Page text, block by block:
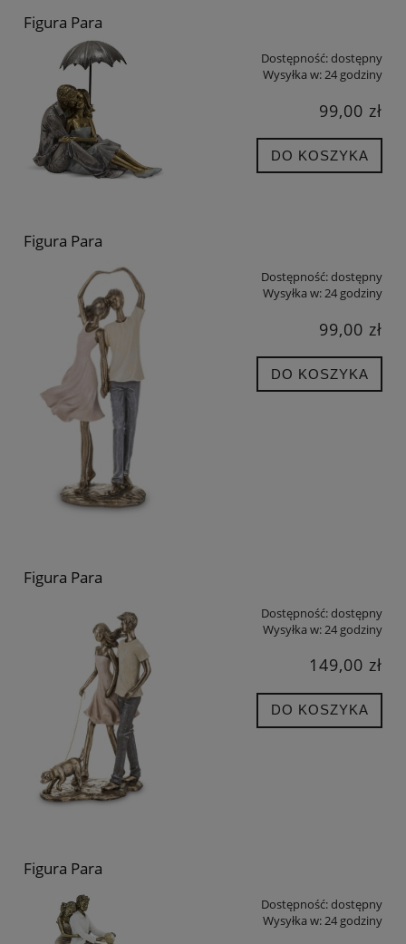
Figura Para
Dostępność:dostępny
Wysyłka w:24 godziny
99,00 zł
DO KOSZYKA
Figura Para
Dostępność:dostępny
Wysyłka w:24 godziny
99,00 zł
DO KOSZYKA
Figura Para
Dostępność:dostępny
Wysyłka w:24 godziny
149,00 zł
DO KOSZYKA
Figura Para
Dostępność:dostępny
Wysyłka w:24 godziny